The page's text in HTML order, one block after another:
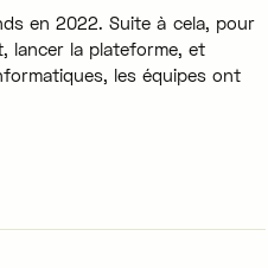
en 2022. Suite à cela, pour
lancer la plateforme, et
les équipes ont